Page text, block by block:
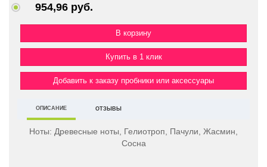
954,96 руб.
Купить в 1 клик
Добавить к заказу пробники или аксессуары
ОПИСАНИЕ ОТЗЫВЫ
Ноты: Древесные ноты, Гелиотроп, Пачули, Жасмин,
Сосна